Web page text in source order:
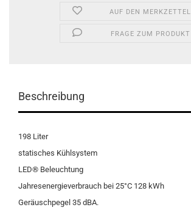
AUF DEN MERKZETTEL
FRAGE ZUM PRODUKT
Beschreibung
198 Liter
statisches Kühlsystem
LED® Beleuchtung
Jahresenergieverbrauch bei 25°C 128 kWh
Geräuschpegel 35 dBA.